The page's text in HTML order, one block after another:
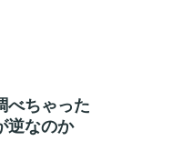
べちゃった
逆なのか